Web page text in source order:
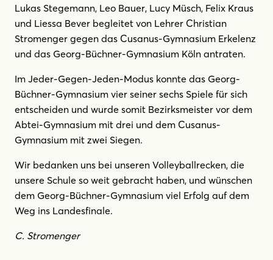
Lukas Stegemann, Leo Bauer, Lucy Müsch, Felix Kraus
und Liessa Bever begleitet von Lehrer Christian
Stromenger gegen das Cusanus-Gymnasium Erkelenz
und das Georg-Büchner-Gymnasium Köln antraten.
Im Jeder-Gegen-Jeden-Modus konnte das Georg-
Büchner-Gymnasium vier seiner sechs Spiele für sich
entscheiden und wurde somit Bezirksmeister vor dem
Abtei-Gymnasium mit drei und dem Cusanus-
Gymnasium mit zwei Siegen.
Wir bedanken uns bei unseren Volleyballrecken, die
unsere Schule so weit gebracht haben, und wünschen
dem Georg-Büchner-Gymnasium viel Erfolg auf dem
Weg ins Landesfinale.
C. Stromenger